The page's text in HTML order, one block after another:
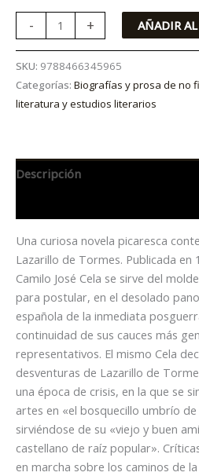
- + AÑADIR
SKU: 9788466345965
Categorías: Biografías y prosa de no
literatura y estudios literarios
Descripción
Una curiosa novela picaresca
Lazarillo de Tormes. Publicada en
Camilo José Cela se sirve del
para postular, en el desolado
española de la inmediata
continuidad de sus cauces más
representativos. El mismo Cela
desventuras de Lazarillo de
una época de crisis, en la que se
artes en «el bosquecillo umbrío de
sirviéndose de su «viejo y buen
castellano de raíz popular».
en marcha sobre los caminos de